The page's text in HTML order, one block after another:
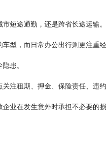
短途通勤，还是跨省长途运输
型，而日常办公出行则更注重
患。
注租期、押金、保险责任、违
业在发生意外时承担不必要的